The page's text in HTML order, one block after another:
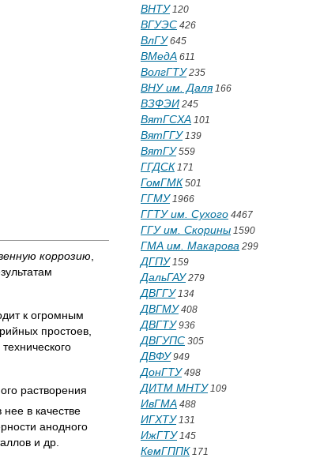
коррозию
к огромным
простоев,
растворения
в качестве
анодного
и др.
ВНТУ120
ВГУЭС 426
ВлГУ645
ВМедА 611
ВолгГТУ235
ВНУ им. Даля166
ВЗФЭИ 245
ВятГСХА 101
ВятГГУ139
ВятГУ559
ГГДСК 171
ГомГМК 501
ГГМУ1966
ГГТУ им. Сухого 4467
ГГУ им. Скорины 1590
ГМА им. Макарова 299
ДГПУ159
ДальГАУ279
ДВГГУ134
ДВГМУ408
ДВГТУ936
ДВГУПС 305
ДВФУ949
ДонГТУ498
ДИТМ МНТУ109
ИвГМА 488
ИГХТУ131
ИжГТУ145
КемГППК 171